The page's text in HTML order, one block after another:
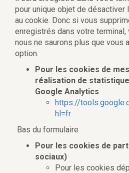
pour unique objet de
au cookie. Donc si vous
enregistrés dans votre terminal,
nous ne saurons plus que vous
option.
Pour les cookies de
réalisation de
Google Analytics
https://
hl=fr
Bas du formulaire
Pour les cookies de
sociaux)
Pour les cookies